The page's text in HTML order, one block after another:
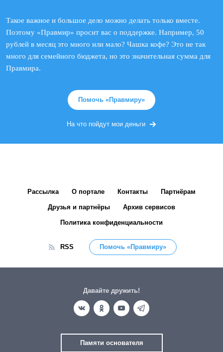
Такое важное и большое дело можно делать только вместе.
Поэтому «Правмир» просит вас о поддержке. Например, 50
рублей в месяц это много или мало? Чашка кофе? Это не так
много для семейного бюджета, но это значительная сумма для
Правмира.
Помочь «Правмиру»
На что пойдут мои деньги
Рассылка О портале Контакты Партнёрам
Друзья и партнёры Архив сервисов
Политика конфиденциальности
RSS Помочь «Правмиру»
Давайте дружить!
Памяти основателя